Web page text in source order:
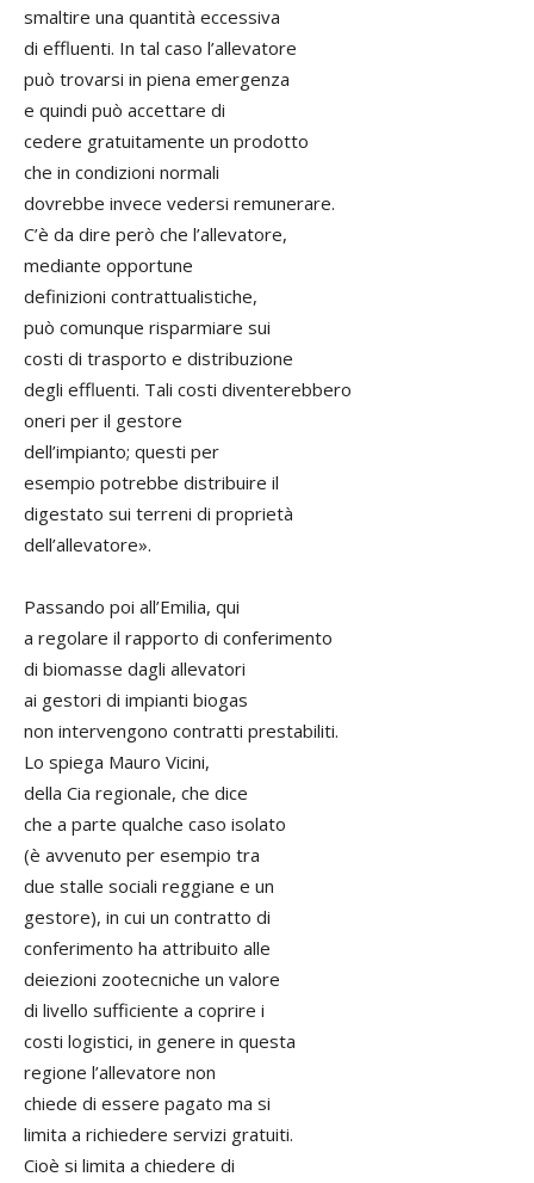
smaltire una quantità eccessiva
di effluenti. In tal caso l’allevatore
può trovarsi in piena emergenza
e quindi può accettare di
cedere gratuitamente un prodotto
che in condizioni normali
dovrebbe invece vedersi remunerare.
C’è da dire però che l’allevatore,
mediante opportune
definizioni contrattualistiche,
può comunque risparmiare sui
costi di trasporto e distribuzione
degli effluenti. Tali costi diventerebbero
oneri per il gestore
dell’impianto; questi per
esempio potrebbe distribuire il
digestato sui terreni di proprietà
dell’allevatore».
Passando poi all’Emilia, qui
a regolare il rapporto di conferimento
di biomasse dagli allevatori
ai gestori di impianti biogas
non intervengono contratti prestabiliti.
Lo spiega Mauro Vicini,
della Cia regionale, che dice
che a parte qualche caso isolato
(è avvenuto per esempio tra
due stalle sociali reggiane e un
gestore), in cui un contratto di
conferimento ha attribuito alle
deiezioni zootecniche un valore
di livello sufficiente a coprire i
costi logistici, in genere in questa
regione l’allevatore non
chiede di essere pagato ma si
limita a richiedere servizi gratuiti.
Cioè si limita a chiedere di